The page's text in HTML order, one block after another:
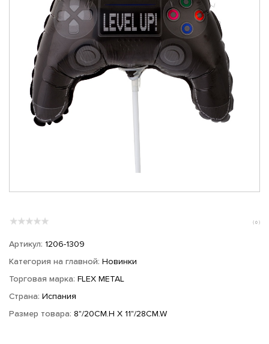
( 0 )
Артикул: 1206-1309
Категория на главной: Новинки
Торговая марка: FLEX METAL
Страна: Испания
Размер товара: 8"/20CM.H X 11"/28CM.W